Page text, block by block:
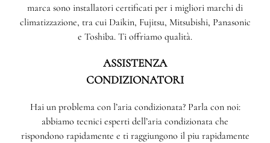
marca sono installatori certificati per i migliori marchi di
climatizzazione, tra cui Daikin, Fujitsu, Mitsubishi, Panasonic
e Toshiba. Ti offriamo qualità.
ASSISTENZA
CONDIZIONATORI
Hai un problema con l’aria condizionata? Parla con noi:
abbiamo tecnici esperti dell’aria condizionata che
rispondono rapidamente e ti raggiungono il piu rapidamente